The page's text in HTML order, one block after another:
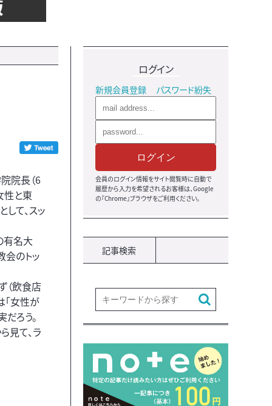
院長（6
性と東
て、スッ
有名大
会のトッ
（飲食店
「女性が
ろう。
見て、ラ
ログイン
新規会員登録 パスワード紛失
ログイン
会員のログイン情報をサイト閲覧時に自動で
履歴から入力を希望されるお客様は、Google
の『Chrome』ブラウザをご利用ください。
記事検索